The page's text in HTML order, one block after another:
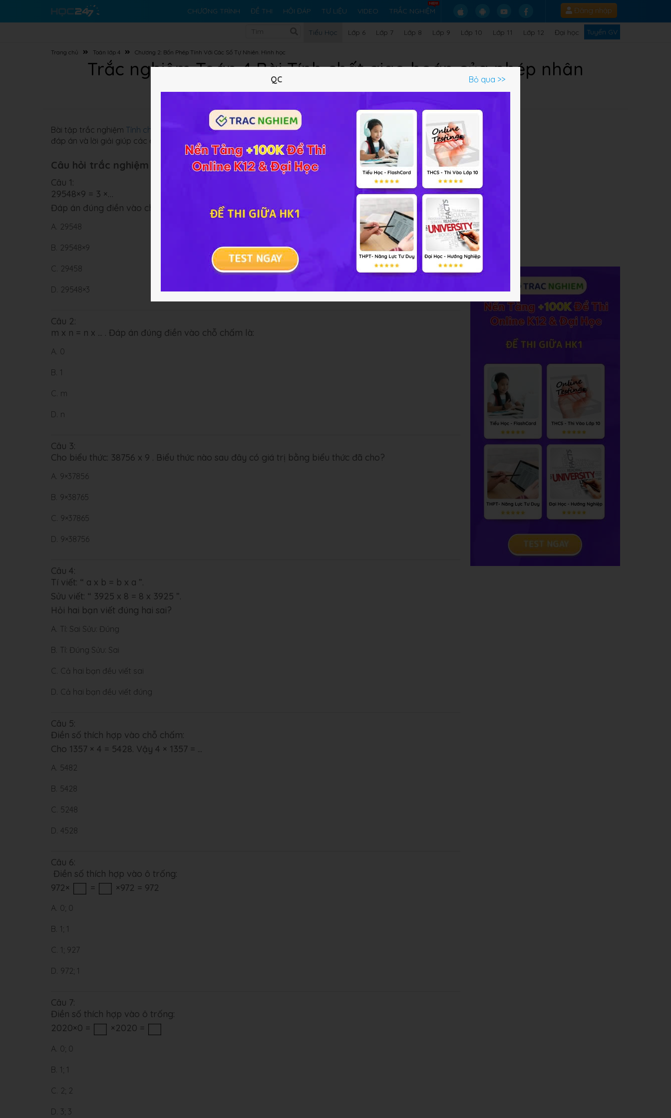
CHƯƠNG TRÌNH ĐỀ THI HỎI ĐÁP TƯ LIỆU VIDEO TRẮC NGHIỆM Đăng nhập
Tiểu Học Lớp 6 Lớp 7 Lớp 8 Lớp 9 Lớp 10 Lớp 11 Lớp 12 Đại học Tuyển GV
Trang chủ Toán lớp 4 Chương 2: Bốn Phép Tính Với Các Số Tự Nhiên. Hình học
Trắc nghiệm Toán 4 Bài Tính chất giao hoán của phép nhân
Bài tập trắc nghiệm Tính chất giao hoán của phép nhânvềTính chất giao hoán của phép nhân
online đầy đủ
đáp án và lời giải giúp các em tự luyện tập và củng cố kiến thức bài học.
Câu hỏi trắc nghiệm (10 câu):
Câu 1:
29548×9 = 3 ×…
Đáp án đúng điền vào chỗ chấm là:
A. 29548
B. 29548×9
C. 29458
D. 29548×3
Câu 2:
m x n = n x ... . Đáp án đúng điền vào chỗ chấm là:
A. 0
B. 1
C. m
D. n
Câu 3:
Cho biểu thức: 38756 x 9 . Biểu thức nào sau đây có giá trị bằng biểu thức đã cho?
A. 9×37856
B. 9×38765
C. 9×37865
D. 9×38756
Câu 4:
Tí viết: “ a x b = b x a ”.
Sửu viết: “ 3925 x 8 = 8 x 3925 ”.
Hỏi hai bạn viết đúng hai sai?
A. Tí: Sai Sửu: Đúng
B. Tí: Đúng Sửu: Sai
C. Cả hai bạn đều viết sai
D. Cả hai bạn đều viết đúng
Câu 5:
Điền số thích hợp vào chỗ chấm:
Cho 1357 × 4 = 5428. Vậy 4 × 1357 = ...
A. 5482
B. 5428
C. 5248
D. 4528
Câu 6:
Điền số thích hợp vào ô trống:
972×
= ×972 = 972
A. 0; 0
B. 1; 1
C. 1; 927
D. 972; 1
Câu 7:
Điền số thích hợp vào ô trống:
2020×0 =
×2020 =
A. 0; 0
B. 1; 1
C. 2; 2
D. 3; 3
QC Bỏ qua >>